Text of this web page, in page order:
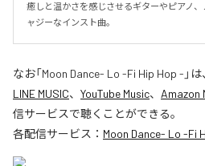
癒しと温かさを感じさせるギターやピアノ
ャジーなインスト曲。
なお「Moon Dance- Lo -Fi Hip Hop - 」は
LINE MUSIC、 YouTube Music、 Amazon
信サービスで聴くことができる。
各配信サービス： Moon Dance- Lo -Fi